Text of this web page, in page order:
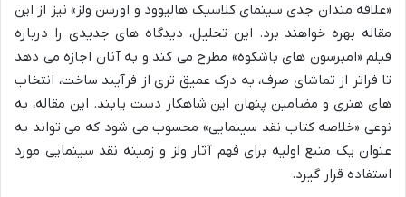
«علاقه مندان جدی سینمای کلاسیک هالیوود و اورسن ولز» نیز از این
مقاله بهره خواهند برد. این تحلیل، دیدگاه های جدیدی را درباره
فیلم «امبرسون های باشکوه» مطرح می کند و به آنان اجازه می دهد
تا فراتر از تماشای صرف، به درک عمیق تری از فرآیند ساخت، انتخاب
های هنری و مضامین پنهان این شاهکار دست یابند. این مقاله، به
نوعی «خلاصه کتاب نقد سینمایی» محسوب می شود که می تواند به
عنوان یک منبع اولیه برای فهم آثار ولز و زمینه نقد سینمایی مورد
استفاده قرار گیرد.